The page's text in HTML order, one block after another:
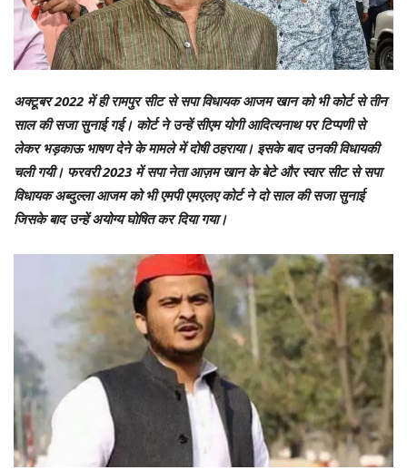
अक्टूबर 2022 में ही रामपुर सीट से सपा विधायक आजम खान को भी कोर्ट से तीन
साल की सजा सुनाई गई। कोर्ट ने उन्हें सीएम योगी आदित्यनाथ पर टिप्पणी से
लेकर भड़काऊ भाषण देने के मामले में दोषी ठहराया। इसके बाद उनकी विधायकी
चली गयी। फरवरी 2023 में सपा नेता आज़म खान के बेटे और स्वार सीट से सपा
विधायक अब्दुल्ला आजम को भी एमपी एमएलए कोर्ट ने दो साल की सजा सुनाई
जिसके बाद उन्हें अयोग्य घोषित कर दिया गया।